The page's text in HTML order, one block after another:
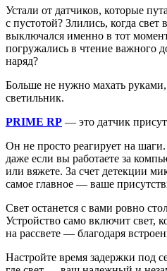
Устали от датчиков, которые
с пустотой? Злились, когда свет
выключался именно в тот
погружались в чтение важного
наряд?
Больше не нужно махать руками,
светильник.
PRIME RP — это датчик
Он не просто реагирует на
даже если вы работаете за
или вяжете. За счет детекции
самое главное — ваше
Свет останется с вами ровно
Устройство само включит свет,
на рассвете — благодаря
Настройте время задержки под